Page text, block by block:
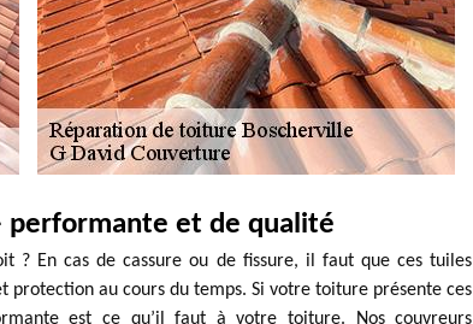
performante et de qualité
? En cas de cassure ou de fissure, il faut que ces tuiles
au cours du temps. Si votre toiture présente ces
est ce qu’il faut à votre toiture. Nos couvreurs